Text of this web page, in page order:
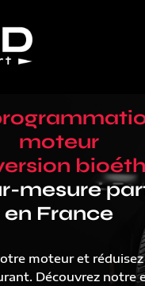
moteur
mesure
en France
moteur et
Découvrez notre